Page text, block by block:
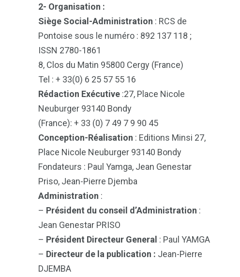
2- Organisation :
Siège Social-Administration : RCS de
Pontoise sous le numéro : 892 137 118 ;
ISSN 2780-1861
8, Clos du Matin 95800 Cergy (France)
Tel : + 33(0) 6 25 57 55 16
Rédaction Exécutive :27, Place Nicole
Neuburger 93140 Bondy
(France): + 33 (0) 7 49 7 9 90 45
Conception-Réalisation : Editions Minsi 27,
Place Nicole Neuburger 93140 Bondy
Fondateurs : Paul Yamga, Jean Genestar
Priso, Jean-Pierre Djemba
Administration :
– Président du conseil d’Administration :
Jean Genestar PRISO
– Président Directeur General : Paul YAMGA
– Directeur de la publication : Jean-Pierre
DJEMBA